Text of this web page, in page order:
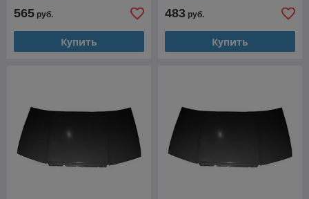
565 руб.
Купить
483 руб.
Купить